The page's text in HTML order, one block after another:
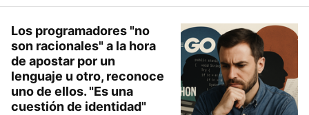
Los programadores "no
son racionales" a la hora
de apostar por un
lenguaje u otro, reconoce
uno de ellos. "Es una
cuestión de identidad"